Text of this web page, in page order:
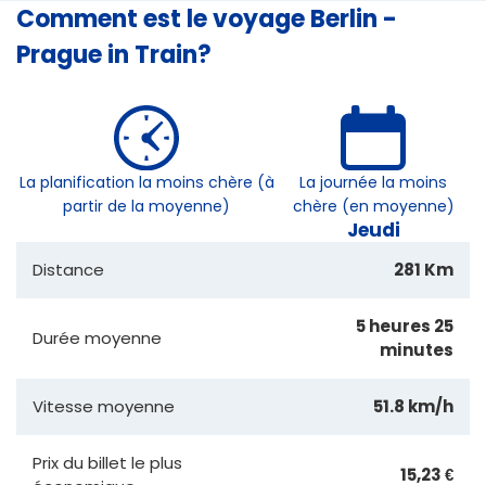
Comment est le voyage Berlin -
Prague in Train?
La planification la moins chère (à
partir de la moyenne)
La journée la moins
chère (en moyenne)
Jeudi
Distance 281 Km
Durée moyenne
5 heures 25
minutes
Vitesse moyenne 51.8 km/h
Prix du billet le plus
15,23 €